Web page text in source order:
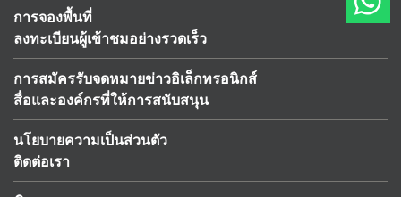
การจองพื้นที่
ลงทะเบียนผู้เข้าชมอย่างรวดเร็ว
การสมัครรับจดหมายข่าวอิเล็กทรอนิกส์
สื่อและองค์กรที่ให้การสนับสนุน
นโยบายความเป็นส่วนตัว
ติดต่อเรา